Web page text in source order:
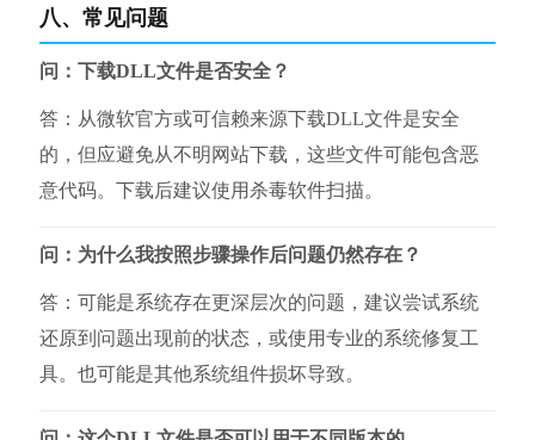
八、常见问题
问：下载DLL文件是否安全？
答：从微软官方或可信赖来源下载DLL文件是安全
的，但应避免从不明网站下载，这些文件可能包含恶
意代码。下载后建议使用杀毒软件扫描。
问：为什么我按照步骤操作后问题仍然存在？
答：可能是系统存在更深层次的问题，建议尝试系统
还原到问题出现前的状态，或使用专业的系统修复工
具。也可能是其他系统组件损坏导致。